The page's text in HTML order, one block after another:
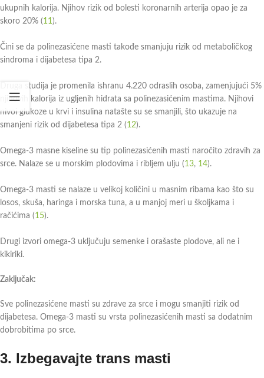
ukupnih kalorija. Njihov rizik od bolesti koronarnih arterija opao je za
skoro 20% (11 ).
Čini se da polinezasićene masti takođe smanjuju rizik od metaboličkog
sindroma i dijabetesa tipa 2.
Druga studija je promenila ishranu 4.220 odraslih osoba, zamenjujući 5%
njihovih kalorija iz ugljenih hidrata sa polinezasićenim mastima. Njihovi
nivoi glukoze u krvi i insulina natašte su se smanjili, što ukazuje na
smanjeni rizik od dijabetesa tipa 2 (12).
Omega-3 masne kiseline su tip polinezasićenih masti naročito zdravih za
srce. Nalaze se u morskim plodovima i ribljem ulju (13, 14).
Omega-3 masti se nalaze u velikoj količini u masnim ribama kao što su
losos, skuša, haringa i morska tuna, a u manjoj meri u školjkama i
račićima (1 5).
Drugi izvori omega-3 uključuju semenke i orašaste plodove, ali ne i
kikiriki.
Zaključak:
Sve polinezasićene masti su zdrave za srce i mogu smanjiti rizik od
dijabetesa. Omega-3 masti su vrsta polinezasićenih masti sa dodatnim
dobrobitima po srce.
3. Izbegavajte trans masti